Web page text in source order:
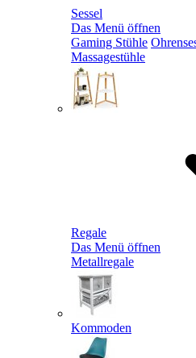
Sessel
Das Menü öffnen
Gaming Stühle
Massagestühle
Regale
Das Menü öffnen
Metallregale
Kommoden